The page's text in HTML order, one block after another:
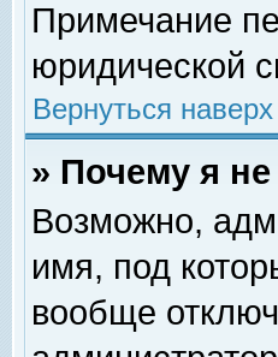
Примечание
юридической
Вернуться наверх
» Почему я не
Возможно,
имя, под
вообще